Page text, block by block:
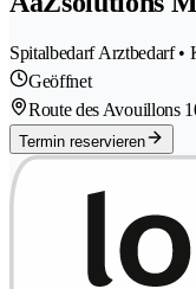
Spitalbedarf Arztbedarf
Geöffnet
Route des Avouillons
Termin reservieren